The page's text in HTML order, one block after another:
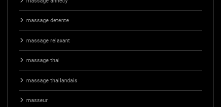
massage detente
massage relaxant
massage thai
massage thailandais
masseur